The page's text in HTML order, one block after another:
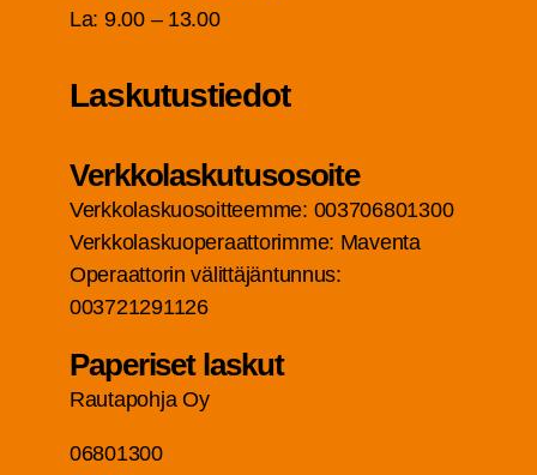
La: 9.00 – 13.00
Las­ku­tus­tie­dot
Verk­ko­las­ku­tuso­soi­te
Verk­ko­las­kuo­soit­teem­me: 003706801300
Verk­ko­las­kuo­pe­raat­to­rim­me: Maven­ta
Ope­raat­to­rin välit­tä­jän­tun­nus:
003721291126
Pape­ri­set laskut
Rau­ta­poh­ja Oy
06801300